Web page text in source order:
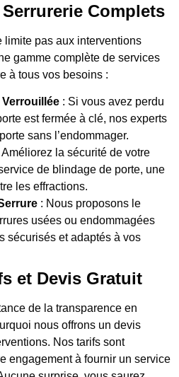
Complets
limite pas aux interventions
gamme complète de services
à tous vos besoins :
: Si vous avez perdu
est fermée à clé, nos experts
sans l’endommager.
Améliorez la sécurité de votre
de blindage de porte, une
les effractions.
: Nous proposons le
usées ou endommagées
sécurisés et adaptés à vos
et Devis Gratuit
de la transparence en
nous offrons un devis
Nos tarifs sont
engagement à fournir un service